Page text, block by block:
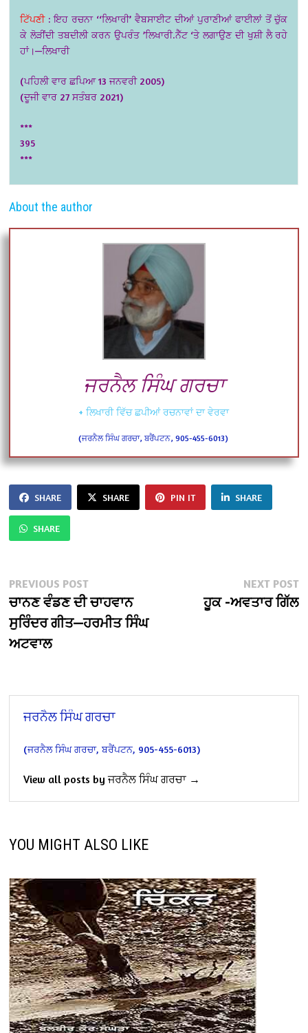
ਟਿੱਪਣੀ : ਇਹ ਰਚਨਾ ‘‘ਲਿਖਾਰੀ’ ਵੈਬਸਾਈਟ ਦੀਆਂ ਪੁਰਾਣੀਆਂ ਫਾਈਲਾਂ ਤੋਂ ਚੁੱਕ
ਕੇ ਲੋੜੀਂਦੀ ਤਬਦੀਲੀ ਕਰਨ ਉਪਰੰਤ ’ਲਿਖਾਰੀ.ਨੈੱਟ ‘ਤੇ ਲਗਾਉਣ ਦੀ ਖੁਸ਼ੀ ਲੈ ਰਹੇ
ਹਾਂ।—ਲਿਖਾਰੀ
(ਪਹਿਲੀ ਵਾਰ ਛਪਿਆ 13 ਜਨਵਰੀ 2005)
(ਦੂਜੀ ਵਾਰ 27 ਸਤੰਬਰ 2021)
***
395
***
About the author
ਜਰਨੈਲ ਸਿੰਘ ਗਰਚਾ
+ ਲਿਖਾਰੀ ਵਿੱਚ ਛਪੀਆਂ ਰਚਨਾਵਾਂ ਦਾ ਵੇਰਵਾ
(ਜਰਨੈਲ ਸਿੰਘ ਗਰਚਾ, ਬਰੈਂਪਟਨ, 905-455-6013)
SHARE SHARE PIN IT SHARE
SHARE
Post
navigation
PREVIOUS POSTPrevious
post:
ਚਾਨਣ ਵੰਡਣ ਦੀ ਚਾਹਵਾਨ
ਸੁਰਿੰਦਰ ਗੀਤ—ਹਰਮੀਤ ਸਿੰਘ
ਅਟਵਾਲ
NEXT POST
ਹੂਕ -ਅਵਤਾਰ ਗਿੱਲ
ਜਰਨੈਲ ਸਿੰਘ ਗਰਚਾ
(ਜਰਨੈਲ ਸਿੰਘ ਗਰਚਾ, ਬਰੈਂਪਟਨ, 905-455-6013)
View all posts by ਜਰਨੈਲ ਸਿੰਘ ਗਰਚਾ →
YOU MIGHT ALSO LIKE